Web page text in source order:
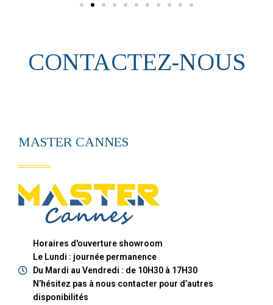
CONTACTEZ-NOUS
MASTER CANNES
Horaires d'ouverture showroom
Le Lundi : journée permanence
Du Mardi au Vendredi : de 10H30 à 17H30
N’hésitez pas à nous contacter pour d’autres
disponibilités